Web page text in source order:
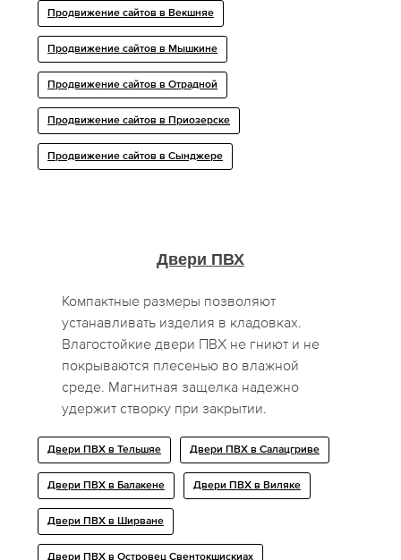
Продвижение сайтов в Векшняе
Продвижение сайтов в Мышкине
Продвижение сайтов в Отрадной
Продвижение сайтов в Приозерске
Продвижение сайтов в Сынджере
Двери ПВХ
Компактные размеры позволяют
устанавливать изделия в кладовках.
Влагостойкие двери ПВХ не гниют и не
покрываются плесенью во влажной
среде. Магнитная защелка надежно
удержит створку при закрытии.
Двери ПВХ в Тельшяе Двери ПВХ в Салацгриве
Двери ПВХ в Балакене Двери ПВХ в Виляке
Двери ПВХ в Ширване
Двери ПВХ в Островец Свентокшискиах